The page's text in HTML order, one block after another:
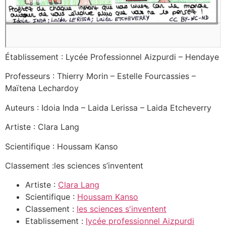
Établissement : Lycée Professionnel Aizpurdi – Hendaye
Professeurs : Thierry Morin – Estelle Fourcassies –
Maïtena Lechardoy
Auteurs : Idoia Inda – Laida Lerissa – Laida Etcheverry
Artiste : Clara Lang
Scientifique : Houssam Kanso
Classement :les sciences s’inventent
Artiste : Clara Lang
Scientifique : Houssam Kanso
Classement : les sciences s'inventent
Etablissement : lycée professionnel Aizpurdi